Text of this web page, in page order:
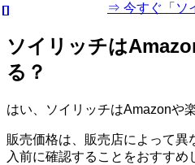
⇒ 今すぐ「ソ
ソイリッチは
る？
はい、ソイリッチはAmazonや
販売価格は、販売店によって
入前に確認することをおすすめ